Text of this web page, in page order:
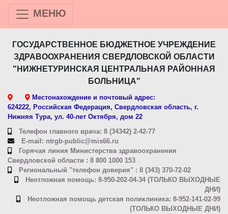
МЕНЮ
ГОСУДАРСТВЕННОЕ БЮДЖЕТНОЕ УЧРЕЖДЕНИЕ
ЗДРАВООХРАНЕНИЯ СВЕРДЛОВСКОЙ ОБЛАСТИ
"НИЖНЕТУРИНСКАЯ ЦЕНТРАЛЬНАЯ РАЙОННАЯ
БОЛЬНИЦА"
Местонахождение и почтовый адрес:
624222, Российская Федерация, Свердловская область, г.
Нижняя Тура, ул. 40-лет Октября, дом 22
Телефон главного врача: 8 (34342) 2-42-77
E-mail: ntrgb-public@mis66.ru
Горячая линия Министерства здравоохранения
Свердловской области : 8 800 1000 153
Региональный "телефон доверия" : 8 (343) 370-72-02
Неотложная помощь: 8-950-202-04-34 (ТОЛЬКО ВЫХОДНЫЕ
ДНИ)
Неотложная помощь детская поликлиника: 8-952-141-02-99
(ТОЛЬКО ВЫХОДНЫЕ ДНИ)